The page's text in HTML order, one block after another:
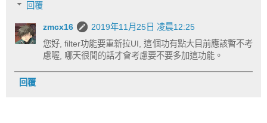
回覆
zmcx16
2019年11月25日 凌晨12:25
您好, filter功能要重新拉UI, 這個功有點大目前應該暫不考
慮喔, 哪天很閒的話才會考慮要不要多加這功能。
回覆